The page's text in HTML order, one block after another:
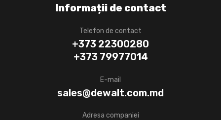
Informații de contact
Telefon de contact
+373 22300280
+373 79977014
E-mail
sales@dewalt.com.md
Adresa companiei